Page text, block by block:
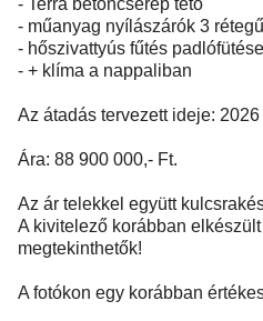
- Terra betoncserép tető
- műanyag nyílászárók 3
- hőszivattyús fűtés
- + klíma a nappaliban
Az átadás tervezett ideje: 2026
Ára: 88 900 000,- Ft.
Az ár telekkel együtt
A kivitelező korábban
megtekinthetők!
A fotókon egy korábban